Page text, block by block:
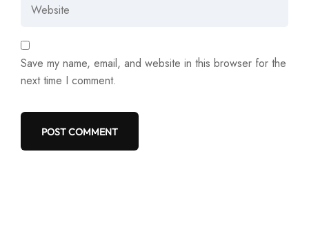
Save my name, email, and website in this browser for the
next time I comment.